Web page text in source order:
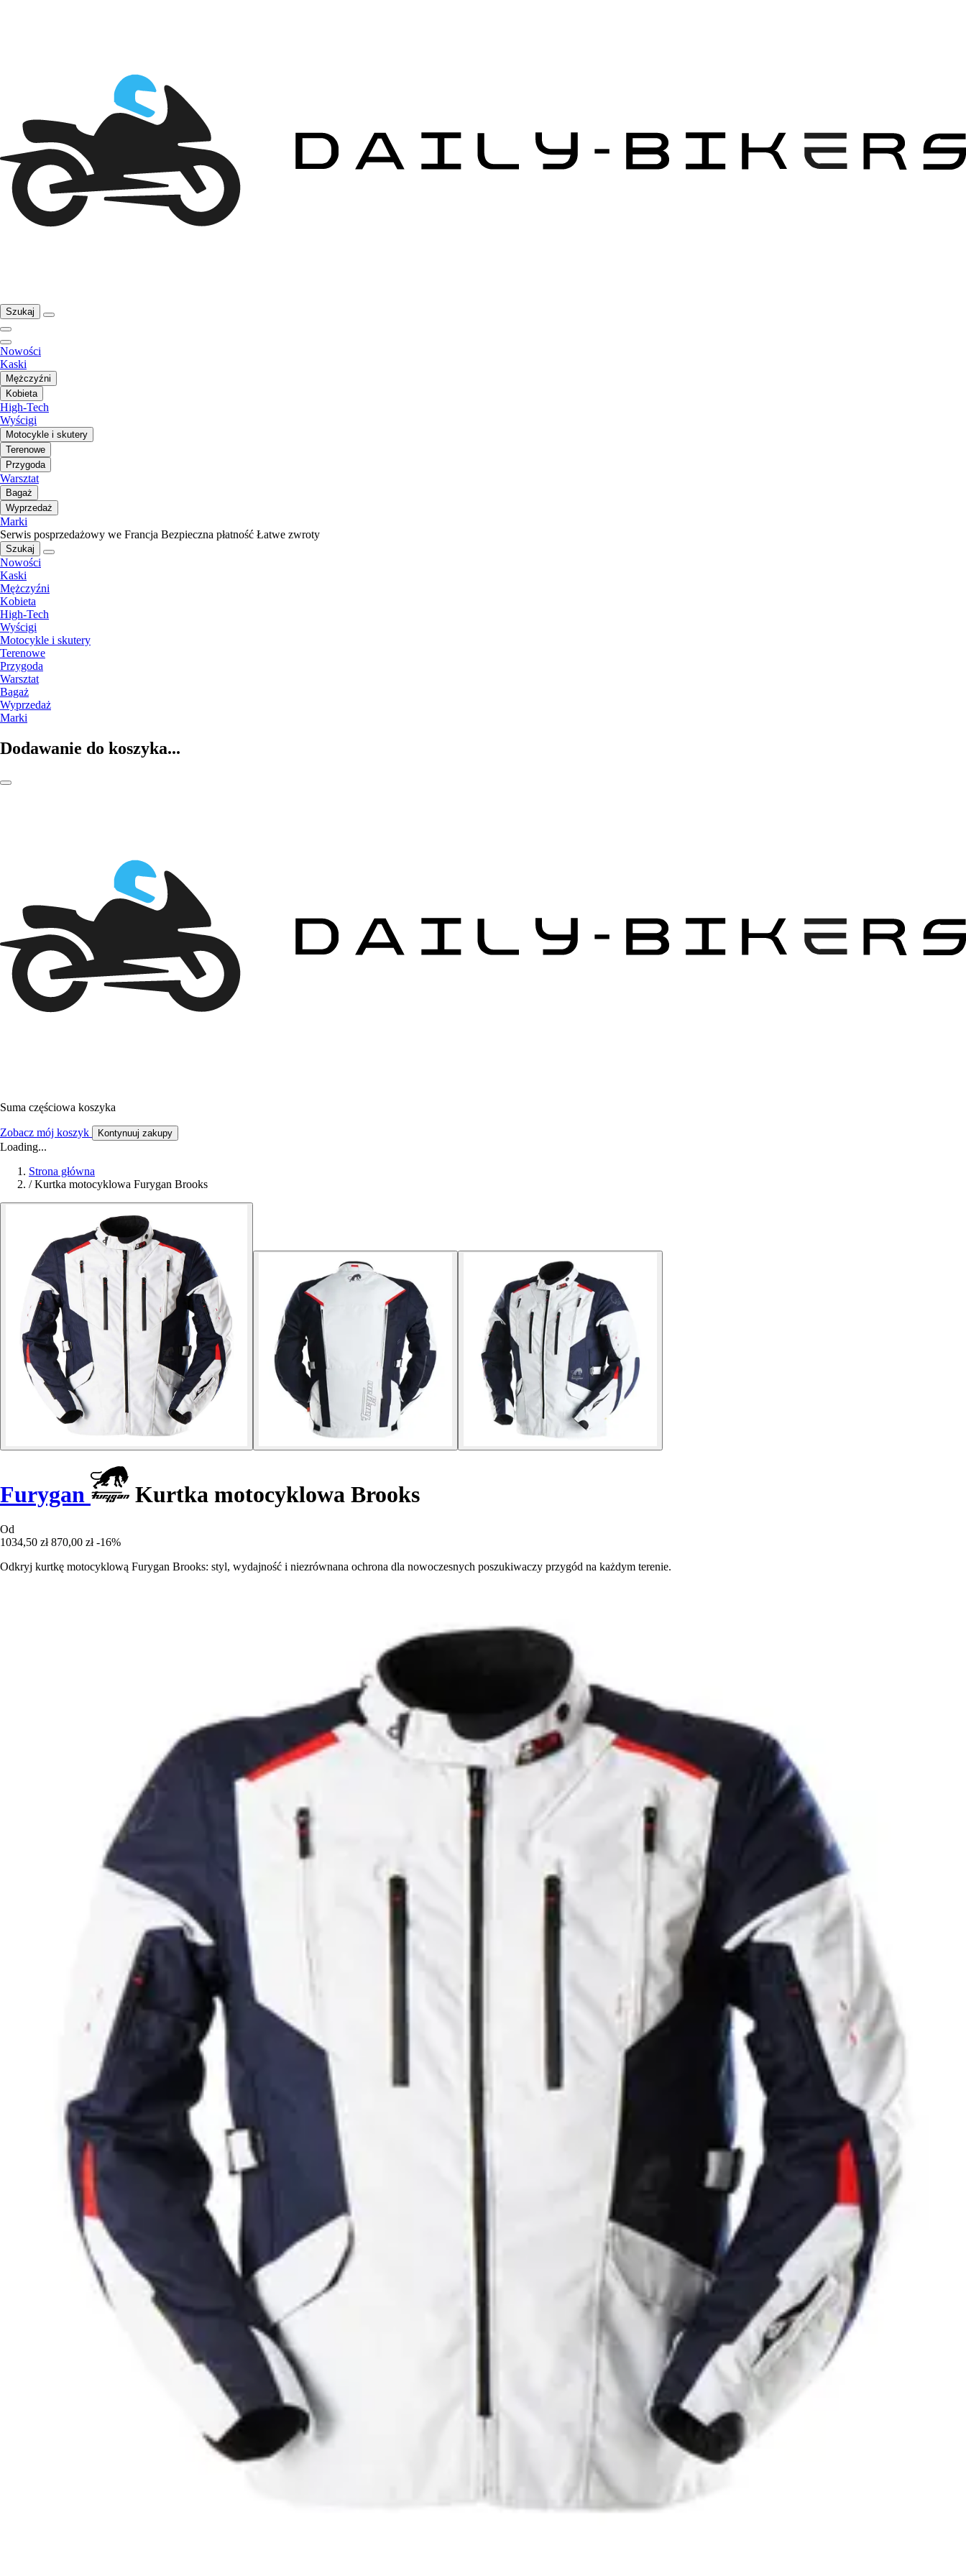
Szukaj
Nowości
Kaski
Mężczyźni
Kobieta
High-Tech
Wyścigi
Motocykle i skutery
Terenowe
Przygoda
Warsztat
Bagaż
Wyprzedaż
Marki
Serwis posprzedażowy we Francja Bezpieczna płatność Łatwe zwroty
Szukaj
Nowości
Kaski
Mężczyźni
Kobieta
High-Tech
Wyścigi
Motocykle i skutery
Terenowe
Przygoda
Warsztat
Bagaż
Wyprzedaż
Marki
Dodawanie do koszyka...
Suma częściowa koszyka
Zobacz mój koszyk Kontynuuj zakupy
Loading...
Strona główna
/ Kurtka motocyklowa Furygan Brooks
Furygan Kurtka motocyklowa Brooks
Od
1034,50 zł 870,00 zł -16%
Odkryj kurtkę motocyklową Furygan Brooks: styl, wydajność i niezrównana ochrona dla nowoczesnych poszukiwaczy przygód na każdym terenie.